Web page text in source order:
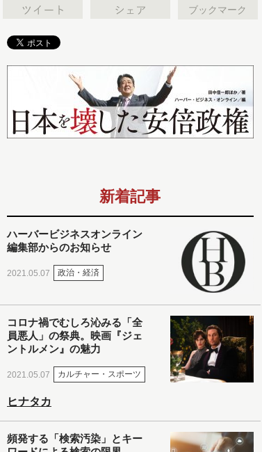
ブックマーク
新着記事
ハーバービジネスオンライン
編集部からのお知らせ
2021.05.07 政治・経済
コロナ禍でむしろ沁みる「全
員悪人」の祭典。映画『ジェ
ントルメン』の魅力
2021.05.07 カルチャー・スポーツ
ヒナタカ
頻発する「検索汚染」とキー